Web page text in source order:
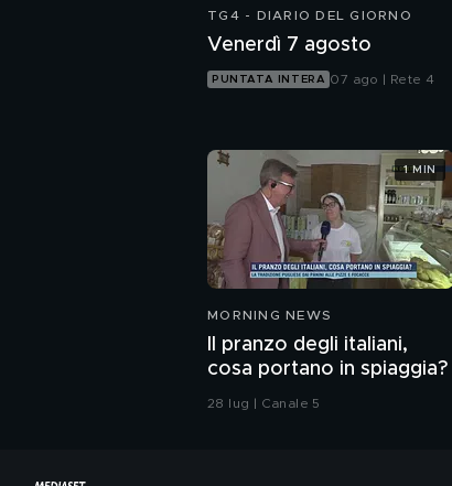
TG4 - DIARIO DEL GIORNO
Venerdì 7 agosto
PUNTATA INTERA 07 ago | Rete 4
MORNING NEWS
Il pranzo degli italiani,
cosa portano in spiaggia?
28 lug | Canale 5
1 MIN